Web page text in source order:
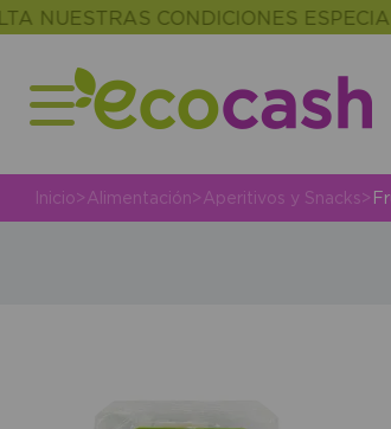
CONDICIONES
Inicio> Alimentación> Aperitivos y Snacks>